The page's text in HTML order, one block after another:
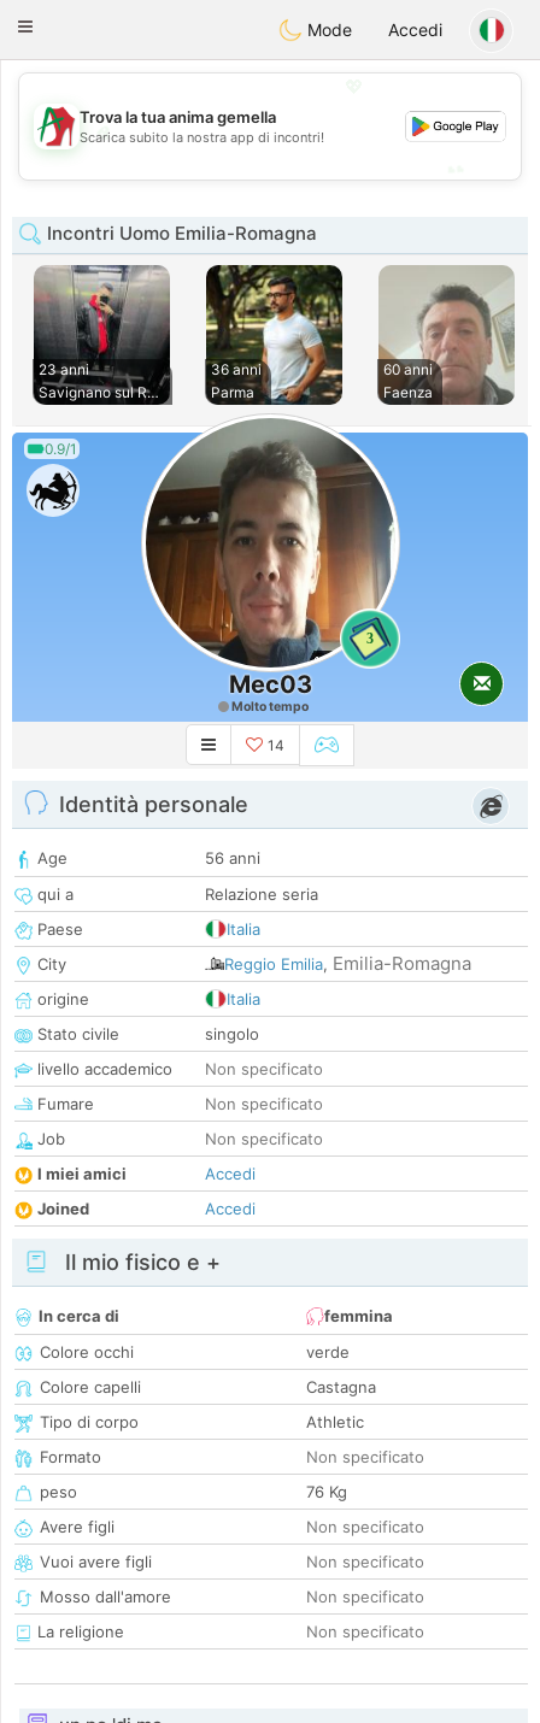
Amami Ora
Toggle
Mode Accedi
💖
💕
Trova la tua anima gemella
Scarica subito la nostra app di incontri!
Incontri Uomo Emilia-Romagna
23 anni
Savignano sul Rubi
36 anni
Parma
60 anni
Faenza
0.9/1
3
Mec03
Molto tempo
14
Identità personale
Age
56 anni
qui a
Relazione seria
Paese
Italia
City
Reggio Emilia, Emilia-Romagna
origine
Italia
Stato civile
singolo
livello accademico
Non specificato
Fumare
Non specificato
Job
Non specificato
I miei amici
Accedi
Joined
Accedi
Il mio fisico e +
In cerca di
femmina
Colore occhi
verde
Colore capelli
Castagna
Tipo di corpo
Athletic
Formato
Non specificato
peso
76 Kg
Avere figli
Non specificato
Vuoi avere figli
Non specificato
Mosso dall'amore
Non specificato
La religione
Non specificato